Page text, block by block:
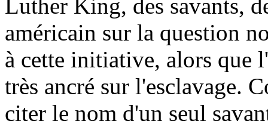
Luther King, des savants,
américain sur la question
à cette initiative, alors que
très ancré sur l'esclavage.
citer le nom d'un seul